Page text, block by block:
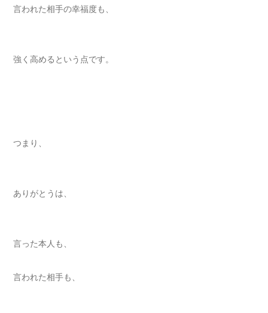
言われた相手の幸福度も、
強く高めるという点です。
つまり、
ありがとうは、
言った本人も、
言われた相手も、